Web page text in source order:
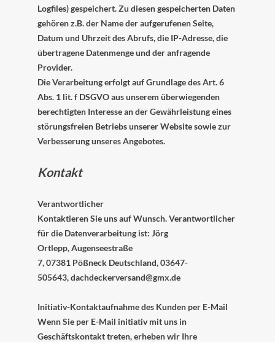
Logfiles) gespeichert. Zu diesen gespeicherten Daten
gehören z.B. der Name der aufgerufenen Seite,
Datum und Uhrzeit des Abrufs, die IP-Adresse, die
übertragene Datenmenge und der anfragende
Provider.
Die Verarbeitung erfolgt auf Grundlage des Art. 6
Abs. 1 lit. f DSGVO aus unserem überwiegenden
berechtigten Interesse an der Gewährleistung eines
störungsfreien Betriebs unserer Website sowie zur
Verbesserung unseres Angebotes.
Kontakt
Verantwortlicher
Kontaktieren Sie uns auf Wunsch. Verantwortlicher
für die Datenverarbeitung ist: Jörg
Ortlepp,Augenseestraße
7,07381 Pößneck Deutschland,03647-
505643,dachdeckerversand@gmx.de
Initiativ-Kontaktaufnahme des Kunden per E-Mail
Wenn Sie per E-Mail initiativ mit uns in
Geschäftskontakt treten, erheben wir Ihre